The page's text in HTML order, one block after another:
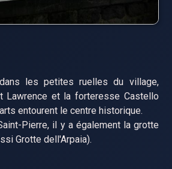
les petites ruelles du village,
Lawrence et la forteresse Castello
entourent le centre historique.
Pierre, il y a également la grotte
Grotte dell'Arpaia).